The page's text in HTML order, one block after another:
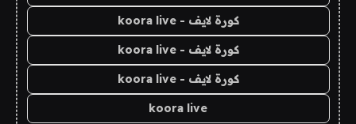
كورة لايف - koora live
كورة لايف - koora live
كورة لايف - koora live
koora live